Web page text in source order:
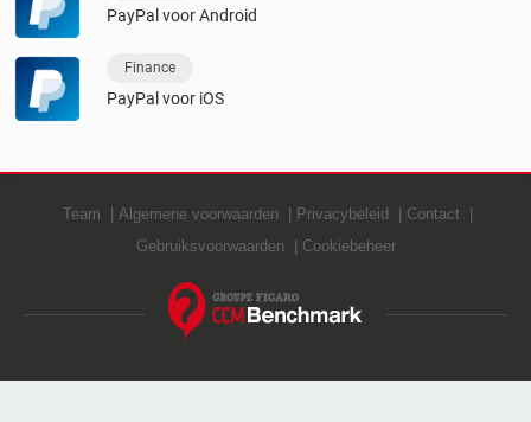
PayPal voor Android
Finance
PayPal voor iOS
Team Algemene voorwaarden Privacybeleid
Contact
Gebruiksvoorwaarden
Cookiebeheer